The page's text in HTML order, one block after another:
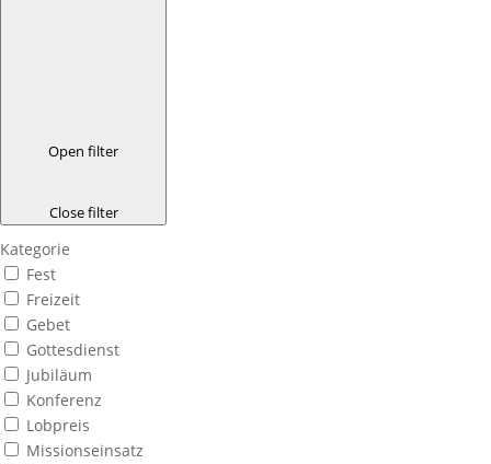
Open filter
Close filter
Kategorie
Fest
Freizeit
Gebet
Gottesdienst
Jubiläum
Konferenz
Lobpreis
Missionseinsatz